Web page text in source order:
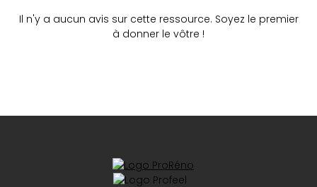
Il n'y a aucun avis sur cette ressource. Soyez le premier
à donner le vôtre !